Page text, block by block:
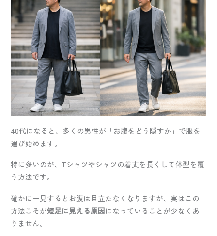
40代になると、多くの男性が「お腹をどう隠すか」で服を
選び始めます。
特に多いのが、Tシャツやシャツの着丈を長くして体型を覆
う方法です。
確かに一見するとお腹は目立たなくなりますが、実はこの
方法こそが短足に見える原因になっていることが少なくあ
りません。